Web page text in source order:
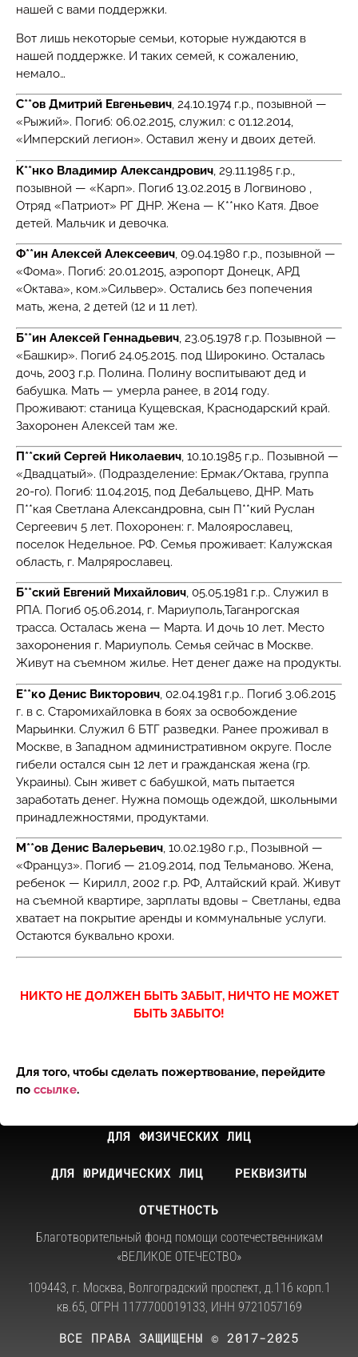
нашей с вами поддержки.
Вот лишь некоторые семьи, которые нуждаются в
нашей поддержке. И таких семей, к сожалению,
немало…
С**ов Дмитрий Евгеньевич, 24.10.1974 г.р., позывной —
«Рыжий». Погиб: 06.02.2015, служил: с 01.12.2014,
«Имперский легион». Оставил жену и двоих детей.
К**нко Владимир Александрович, 29.11.1985 г.р.,
позывной — «Карп». Погиб 13.02.2015 в Логвиново ,
Отряд «Патриот» РГ ДНР. Жена — К**нко Катя. Двое
детей. Мальчик и девочка.
Ф**ин Алексей Алексеевич, 09.04.1980 г.р., позывной —
«Фома». Погиб: 20.01.2015, аэропорт Донецк, АРД
«Октава», ком.»Сильвер». Остались без попечения
мать, жена, 2 детей (12 и 11 лет).
Б**ин Алексей Геннадьевич, 23.05.1978 г.р. Позывной —
«Башкир». Погиб 24.05.2015. под Широкино. Осталась
дочь, 2003 г.р. Полина. Полину воспитывают дед и
бабушка. Мать — умерла ранее, в 2014 году.
Проживают: станица Кущевская, Краснодарский край.
Захоронен Алексей там же.
П**ский Сергей Николаевич, 10.10.1985 г.р.. Позывной —
«Двадцатый». (Подразделение: Ермак/Октава, группа
20-го). Погиб: 11.04.2015, под Дебальцево, ДНР. Мать
П**кая Светлана Александровна, сын П**кий Руслан
Сергеевич 5 лет. Похоронен: г. Малоярославец,
поселок Недельное. РФ. Семья проживает: Калужская
область, г. Малрярославец.
Б**ский Евгений Михайлович, 05.05.1981 г.р.. Служил в
РПА. Погиб 05.06.2014, г. Мариуполь,Таганрогская
трасса. Осталась жена — Марта. И дочь 10 лет. Место
захоронения г. Мариуполь. Семья сейчас в Москве.
Живут на съемном жилье. Нет денег даже на продукты.
Е**ко Денис Викторович, 02.04.1981 г.р.. Погиб 3.06.2015
г. в с. Старомихайловка в боях за освобождение
Марьинки. Служил 6 БТГ разведки. Ранее проживал в
Москве, в Западном административном округе. После
гибели остался сын 12 лет и гражданская жена (гр.
Украины). Сын живет с бабушкой, мать пытается
заработать денег. Нужна помощь одеждой, школьными
принадлежностями, продуктами.
М**ов Денис Валерьевич, 10.02.1980 г.р., Позывной —
«Француз». Погиб — 21.09.2014, под Тельманово. Жена,
ребенок — Кирилл, 2002 г.р. РФ, Алтайский край. Живут
на съемной квартире, зарплаты вдовы – Светланы, едва
хватает на покрытие аренды и коммунальные услуги.
Остаются буквально крохи.
НИКТО НЕ ДОЛЖЕН БЫТЬ ЗАБЫТ, НИЧТО НЕ МОЖЕТ
БЫТЬ ЗАБЫТО!
Для того, чтобы сделать пожертвование, перейдите
по ссылке.
ДЛЯ ФИЗИЧЕСКИХ ЛИЦ
ДЛЯ ЮРИДИЧЕСКИХ ЛИЦ РЕКВИЗИТЫ
ОТЧЕТНОСТЬ
Благотворительный фонд помощи соотечественникам
«ВЕЛИКОЕ ОТЕЧЕСТВО»
109443, г. Москва, Волгоградский проспект, д.116 корп.1
кв.65, ОГРН 1177700019133, ИНН 9721057169
ВСЕ ПРАВА ЗАЩИЩЕНЫ © 2017-2025